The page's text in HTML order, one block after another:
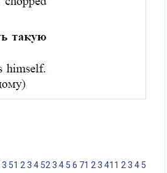
3 51 2 3 4 52 3 4 5 6 71 2 3 41 1 2 3 4 5